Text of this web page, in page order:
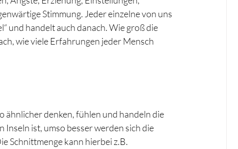
Stimmung. Jeder einzelne von uns
und handelt auch danach. Wie groß die
wie viele Erfahrungen jeder Mensch
ähnlicher denken, fühlen und handeln die
Inseln ist, umso besser werden sich die
Schnittmenge kann hierbei z.B.